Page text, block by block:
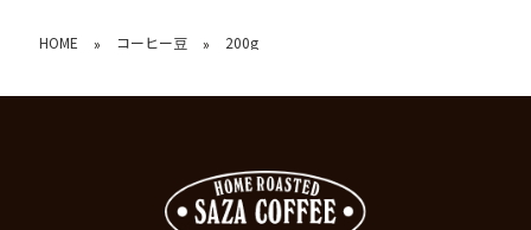
HOME » コーヒー豆 » 200g